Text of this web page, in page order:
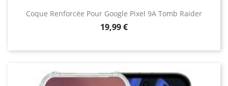
Coque Renforcée Pour Google Pixel 9A Tomb Raider
Prix
19,99 €